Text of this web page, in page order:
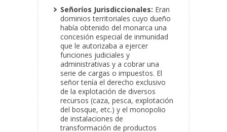
Señoríos Jurisdiccionales: Eran
dominios territoriales cuyo dueño
había obtenido del monarca una
concesión especial de inmunidad
que le autorizaba a ejercer
funciones judiciales y
administrativas y a cobrar una
serie de cargas o impuestos. El
señor tenía el derecho exclusivo
de la explotación de diversos
recursos (caza, pesca, explotación
del bosque, etc.) y el monopolio
de instalaciones de
transformación de productos